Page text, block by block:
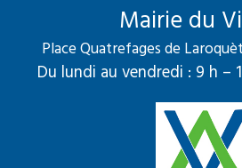
Mairie du
Place Quatrefages de
Du lundi au vendredi : 9 h –